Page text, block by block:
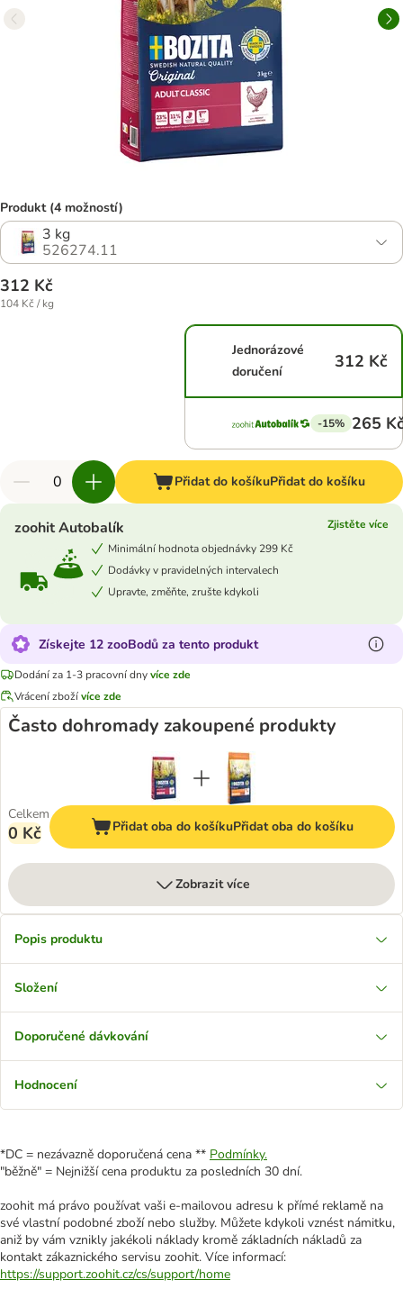
Produkt (4 možností)
3 kg
526274.11
312 Kč
104 Kč / kg
Jednorázové
doručení
312 Kč
-15% 265
Přidat do košíkuPřidat do košíku
zoohit Autobalík
Zjistěte více
Minimální hodnota objednávky 299 Kč
Dodávky v pravidelných intervalech
Upravte, změňte, zrušte kdykoli
Získejte 12 zooBodů za tento produkt
Dodání za 1-3 pracovní dnyvíce zde
Vrácení zbožívíce zde
Často dohromady zakoupené produkty
Celkem
0 Kč Přidat oba do košíkuPřidat oba do košíku
Zobrazit více
Popis produktu
Složení
Doporučené dávkování
Hodnocení
*DC = nezávazně doporučená cena ** Podmínky.
"běžně" = Nejnižší cena produktu za posledních 30 dní.
zoohit má právo používat vaši e-mailovou adresu k přímé reklamě na
své vlastní podobné zboží nebo služby. Můžete kdykoli vznést námitku,
aniž by vám vznikly jakékoli náklady kromě základních nákladů za
kontakt zákaznického servisu zoohit. Více informací:
https://support.zoohit.cz/cs/support/home